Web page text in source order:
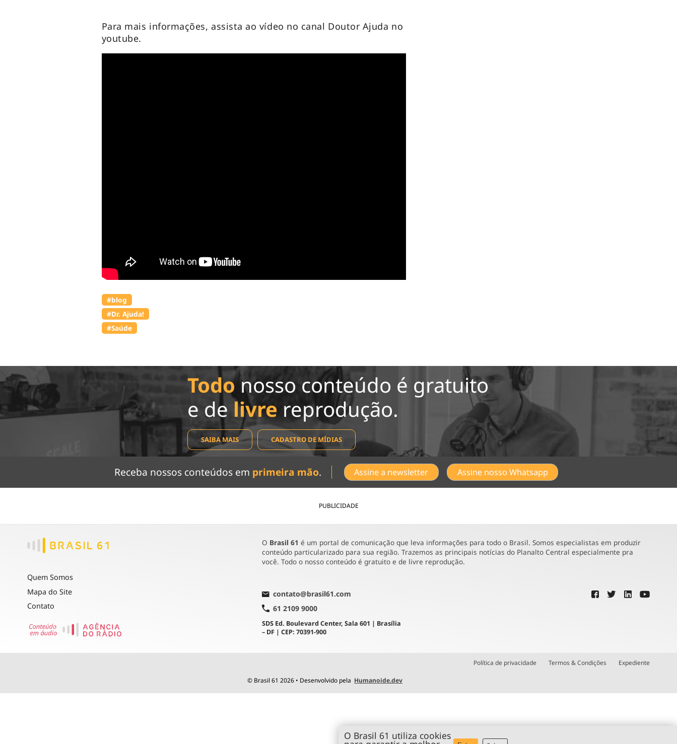
Para mais informações, assista ao vídeo no canal Doutor Ajuda no
youtube.
#blog
#Dr. Ajuda!
#Saúde
Todonosso conteúdo é gratuito
e de livre reprodução.
SAIBA MAIS CADASTRO DE MÍDIAS
Receba nossos conteúdos em primeira mão. Assine a newsletter Assine nosso Whatsapp
PUBLICIDADE
Quem Somos
Mapa do Site
Contato
O Brasil 61 é um portal de comunicação que leva informações para todo o Brasil. Somos especialistas em produzir
conteúdo particularizado para sua região. Trazemos as principais notícias do Planalto Central especialmente pra
você. Todo o nosso conteúdo é gratuito e de livre reprodução.
contato@brasil61.com
61 2109 9000
SDS Ed. Boulevard Center, Sala 601 | Brasília
– DF | CEP: 70391-900
Política de privacidade Termos & Condições Expediente
© Brasil 61 2026 • Desenvolvido pela Humanoide.dev
O Brasil 61 utiliza cookies